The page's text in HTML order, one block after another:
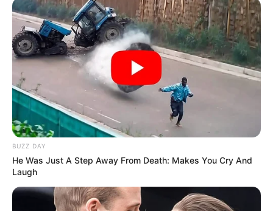
BUZZ DAY
He Was Just A Step Away From Death: Makes You Cry And
Laugh